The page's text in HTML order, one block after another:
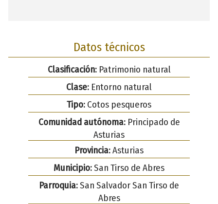
Datos técnicos
Clasificación:Patrimonio natural
Clase: Entorno natural
Tipo: Cotos pesqueros
Comunidad autónoma:Principado de
Asturias
Provincia:Asturias
Municipio:San Tirso de Abres
Parroquia:San Salvador San Tirso de
Abres